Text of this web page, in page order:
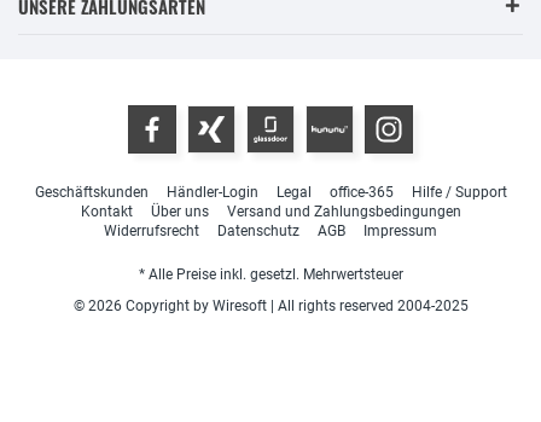
UNSERE ZAHLUNGSARTEN
Geschäftskunden Händler-Login Legal office-365
Hilfe / Support
Kontakt
Über uns
Versand und Zahlungsbedingungen
Widerrufsrecht
Datenschutz AGB Impressum
* Alle Preise inkl. gesetzl. Mehrwertsteuer
© 2026 Copyright by Wiresoft | All rights reserved 2004-2025